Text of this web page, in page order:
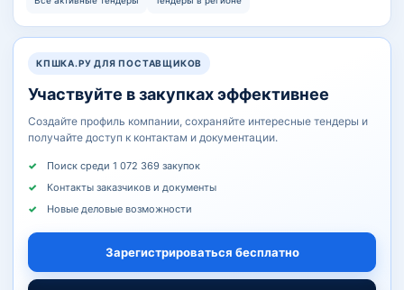
КПШКА.РУ ДЛЯ ПОСТАВЩИКОВ
Участвуйте в закупках эффективнее
Создайте профиль компании, сохраняйте интересные тендеры и
получайте доступ к контактам и документации.
Поиск среди 1 072 369 закупок
Контакты заказчиков и документы
Новые деловые возможности
Зарегистрироваться бесплатно